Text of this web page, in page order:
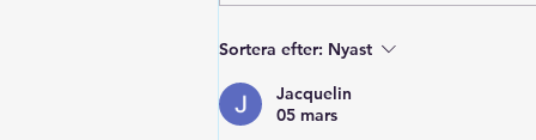
Inspirationsföreläsning
inom äldreomsorg samt
produktvisning.
Sortera efter: Nyast
Jacquelin
05 mars